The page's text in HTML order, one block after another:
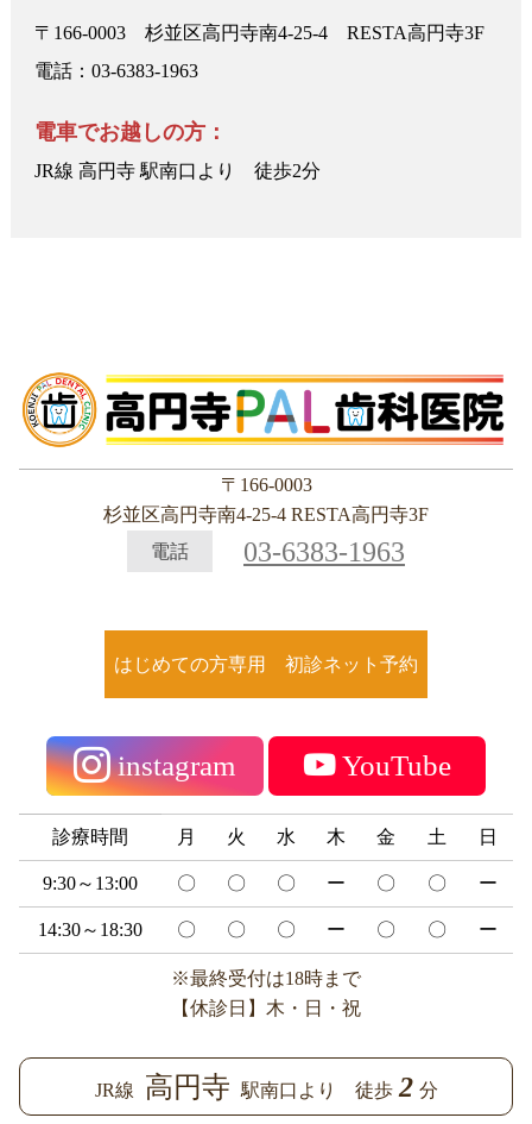
〒166-0003 杉並区高円寺南4-25-4 RESTA高円寺3F
電話：03-6383-1963
電車でお越しの方：
JR線 高円寺 駅南口より 徒歩2分
〒166-0003
杉並区高円寺南4-25-4 RESTA高円寺3F
電話
03-6383-1963
はじめての方専用 初診ネット予約
instagram YouTube
診療時間 月 火 水 木 金 土 日
9:30～13:00 〇 〇 〇 ー 〇 〇 ー
14:30～18:30 〇 〇 〇 ー 〇 〇 ー
※最終受付は18時まで
【休診日】木・日・祝
JR線 高円寺 駅南口より 徒歩 2 分